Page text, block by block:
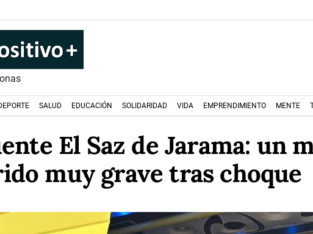
SALUD EDUCACIÓN SOLIDARIDAD VIDA EMPRENDIMIENTO MENTE
El Saz de Jarama: un
muy grave tras choque